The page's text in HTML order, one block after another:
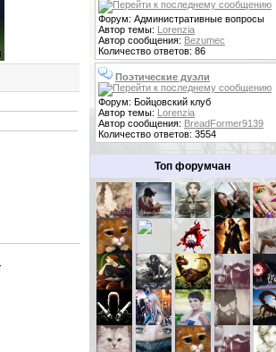
Форум: Административные вопросы
Автор темы: Lorenzia
Автор сообщения: Bezumec
Количество ответов: 86
Поэтические дуэли
Форум: Бойцовский клуб
Автор темы: Lorenzia
Автор сообщения: BreadFormer9139
Количество ответов: 3554
Топ форумчан